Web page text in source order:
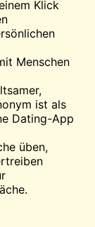
Klick
Menschen
ist als
Dating-App
üben,